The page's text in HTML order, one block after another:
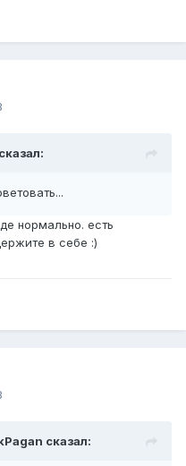
нормально. есть
в себе :)
сказал: